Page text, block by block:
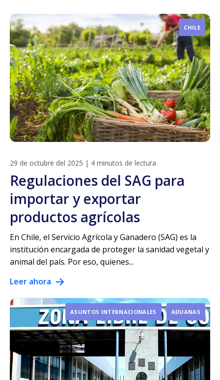
CHILE
29 de octubre del 2025 | 4 minutos de lectura
Regulaciones del SAG para
importar y exportar
productos agrícolas
En Chile, el Servicio Agrícola y Ganadero (SAG) es la
institución encargada de proteger la sanidad vegetal y
animal del país. Por eso, quienes...
Leer ahora
ASUNTOS INTERNACIONALES ADUANAS